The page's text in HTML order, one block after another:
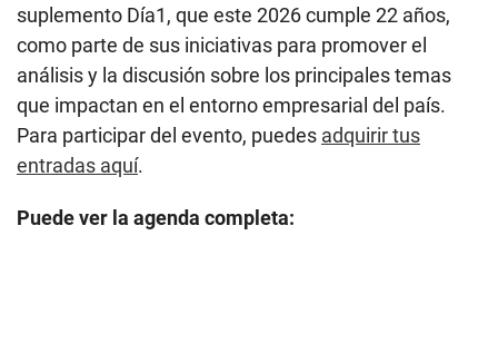
suplemento Día1, que este 2026 cumple 22 años,
como parte de sus iniciativas para promover el
análisis y la discusión sobre los principales temas
que impactan en el entorno empresarial del país.
Para participar del evento, puedes adquirir tus
entradas aquí.
Puede ver la agenda completa: